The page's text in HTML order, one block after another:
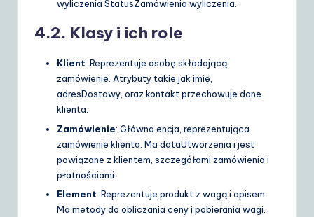
wyliczenia StatusZamówienia wyliczenia.
4.2. Klasy i ich role
Klient: Reprezentuje osobę składającą
zamówienie. Atrybuty takie jak imię,
adresDostawy, oraz kontaktprzechowuje dane
klienta.
Zamówienie: Główna encja, reprezentująca
zamówienie klienta. Ma dataUtworzenia i jest
powiązane z klientem, szczegółami zamówienia i
płatnościami.
Element: Reprezentuje produkt z wagąi opisem
Ma metody do obliczania ceny i pobierania wagi.